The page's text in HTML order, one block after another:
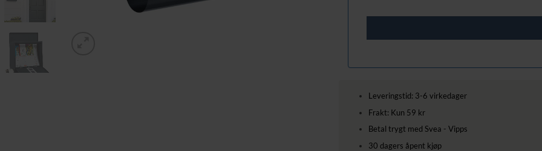
Leveringstid: 3-6 virkedager
Frakt: Kun 59 kr
Betal trygt med Svea - Vipps
30 dagers åpent kjøp